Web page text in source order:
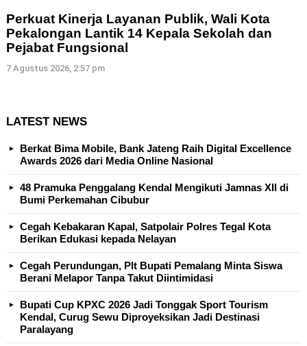
Perkuat Kinerja Layanan Publik, Wali Kota
Pekalongan Lantik 14 Kepala Sekolah dan
Pejabat Fungsional
7 Agustus 2026, 2:57 pm
LATEST NEWS
Berkat Bima Mobile, Bank Jateng Raih Digital Excellence
Awards 2026 dari Media Online Nasional
48 Pramuka Penggalang Kendal Mengikuti Jamnas XII di
Bumi Perkemahan Cibubur
Cegah Kebakaran Kapal, Satpolair Polres Tegal Kota
Berikan Edukasi kepada Nelayan
Cegah Perundungan, Plt Bupati Pemalang Minta Siswa
Berani Melapor Tanpa Takut Diintimidasi
Bupati Cup KPXC 2026 Jadi Tonggak Sport Tourism
Kendal, Curug Sewu Diproyeksikan Jadi Destinasi
Paralayang